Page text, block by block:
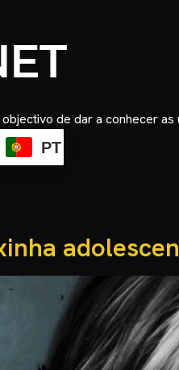
de dar a conhecer
PT